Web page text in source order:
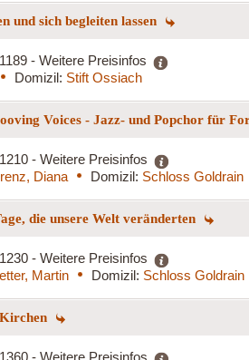
und sich begleiten lassen
- Weitere Preisinfos
Domizil: Stift Ossiach
Voices - Jazz- und Popchor für
- Weitere Preisinfos
Diana Domizil: Schloss Goldrain
die unsere Welt veränderten
- Weitere Preisinfos
Martin Domizil: Schloss Goldrain
- Weitere Preisinfos